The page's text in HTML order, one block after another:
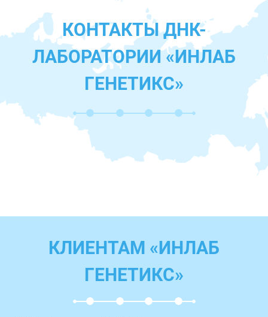
КОНТАКТЫ ДНК-
ЛАБОРАТОРИИ «ИНЛАБ
ГЕНЕТИКС»
КЛИЕНТАМ «ИНЛАБ
ГЕНЕТИКС»